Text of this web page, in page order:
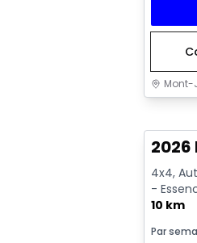
Mont-
2026
4x4,
-
10 km
Par